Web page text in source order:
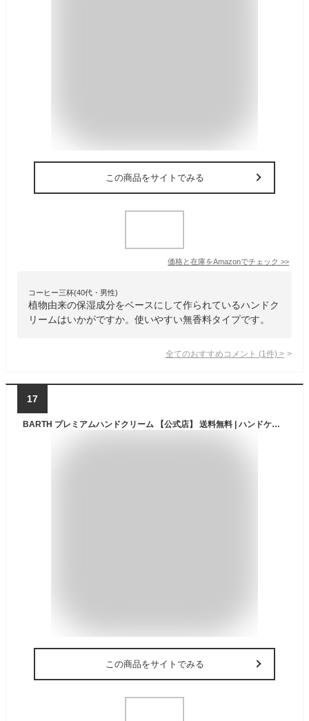
この商品をサイトでみる
価格と在庫をAmazonでチェック >>
コーヒー三杯(40代・男性)
植物由来の保湿成分をベースにして作られているハンドク
リームはいかがですか。使いやすい無香料タイプです。
全てのおすすめコメント (1 件) >
17
BARTH プレミアムハンドクリーム 【公式店】 送料無料 | ハンドケア 手荒れ ボタニカル成分 プレゼント バース べたつかない チューブ ギフト 保湿 ラベンダーの香り シトラスの香り 最強配送
この商品をサイトでみる